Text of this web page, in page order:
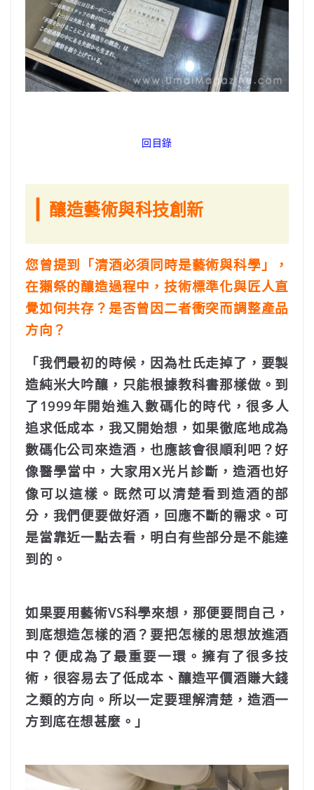
回目錄
| 釀造藝術與科技創新
您曾提到「清酒必須同時是藝術與科學」，
在獺祭的釀造過程中，技術標準化與匠人直
覺如何共存？是否曾因二者衝突而調整產品
方向？
「我們最初的時候，因為杜氏走掉了，要製
造純米大吟釀，只能根據教科書那樣做。到
了1999年開始進入數碼化的時代，很多人
追求低成本，我又開始想，如果徹底地成為
數碼化公司來造酒，也應該會很順利吧？好
像醫學當中，大家用X光片診斷，造酒也好
像可以這樣。既然可以清楚看到造酒的部
分，我們便要做好酒，回應不斷的需求。可
是當靠近一點去看，明白有些部分是不能達
到的。
如果要用藝術VS科學來想，那便要問自己，
到底想造怎樣的酒？要把怎樣的思想放進酒
中？便成為了最重要一環。擁有了很多技
術，很容易去了低成本、釀造平價酒賺大錢
之類的方向。所以一定要理解清楚，造酒一
方到底在想甚麼。」